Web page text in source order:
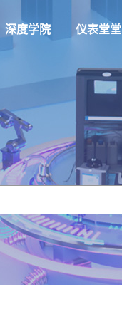
深度学院 仪表堂堂